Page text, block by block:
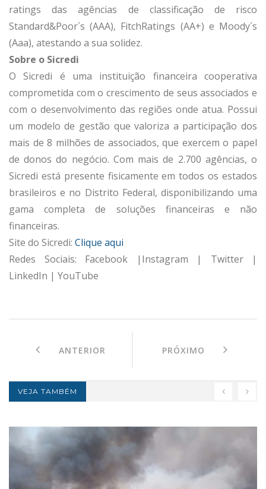
ratings das agências de classificação de risco
Standard&Poor´s (AAA), FitchRatings (AA+) e Moody´s
(Aaa), atestando a sua solidez.
Sobre o Sicredi
O Sicredi é uma instituição financeira cooperativa
comprometida com o crescimento de seus associados e
com o desenvolvimento das regiões onde atua. Possui
um modelo de gestão que valoriza a participação dos
mais de 8 milhões de associados, que exercem o papel
de donos do negócio. Com mais de 2.700 agências, o
Sicredi está presente fisicamente em todos os estados
brasileiros e no Distrito Federal, disponibilizando uma
gama completa de soluções financeiras e não
financeiras.
Site do Sicredi: Clique aqui
Redes Sociais: Facebook |Instagram | Twitter |
LinkedIn | YouTube
ANTERIOR PRÓXIMO
VEJA TAMBÉM